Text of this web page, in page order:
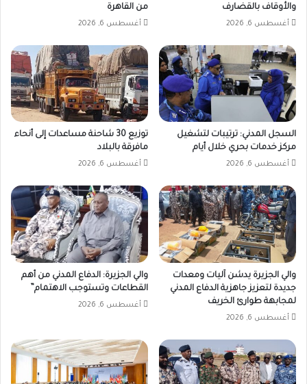
والأوقاف بالقضارف
أغسطس 6, 2026
من القاهرة
أغسطس 6, 2026
السجل المدني: ترتيبات لتشغيل
مركز خدمات بحري خلال أيام
أغسطس 6, 2026
توزيع 30 شاحنة مساعدات إلى أنحاء
مافرقة بالبلاد
أغسطس 6, 2026
والي الجزيرة يدشن آليات ومعدات
جديدة لتعزيز جاهزية الدفاع المدني
لمجابهة طوارئ الخريف
أغسطس 6, 2026
والي الجزيرة: الدفاع المدني من أهم
القطاعات وتستوجب الاهتمام”
أغسطس 6, 2026